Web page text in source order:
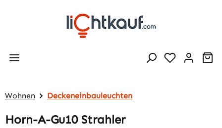
Zum Hauptinhalt springen
Wohnen Deckeneinbauleuchten
Horn-A-Gu10 Strahler